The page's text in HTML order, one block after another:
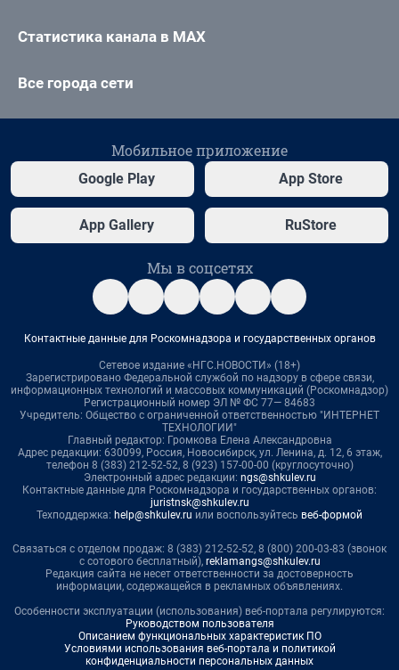
Статистика канала в MAX
Все города сети
Мобильное приложение
Google Play App Store
App Gallery RuStore
Мы в соцсетях
Контактные данные для Роскомнадзора и государственных органов
Сетевое издание «НГС.НОВОСТИ» (18+)
Зарегистрировано Федеральной службой по надзору в сфере связи,
информационных технологий и массовых коммуникаций (Роскомнадзор)
Регистрационный номер ЭЛ № ФС 77— 84683
Учредитель: Общество с ограниченной ответственностью "ИНТЕРНЕТ
ТЕХНОЛОГИИ"
Главный редактор: Громкова Елена Александровна
Адрес редакции: 630099, Россия, Новосибирск, ул. Ленина, д. 12, 6 этаж,
телефон 8 (383) 212-52-52, 8 (923) 157-00-00 (круглосуточно)
Электронный адрес редакции: ngs@shkulev.ru
Контактные данные для Роскомнадзора и государственных органов:
juristnsk@shkulev.ru
Техподдержка: help@shkulev.ru или воспользуйтесь веб-формой
Связаться с отделом продаж: 8 (383) 212-52-52, 8 (800) 200-03-83 (звонок
с сотового бесплатный), reklamangs@shkulev.ru
Редакция сайта не несет ответственности за достоверность
информации, содержащейся в рекламных объявлениях.
Особенности эксплуатации (использования) веб-портала регулируются:
Руководством пользователя
Описанием функциональных характеристик ПО
Условиями использования веб-портала и политикой
конфиденциальности персональных данных